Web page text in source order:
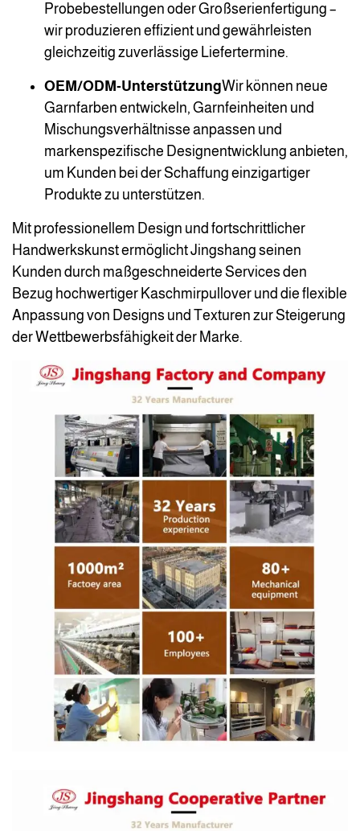
Probebestellungen oder Großserienfertigung –
wir produzieren effizient und gewährleisten
gleichzeitig zuverlässige Liefertermine.
OEM/ODM-UnterstützungWir können neue
Garnfarben entwickeln, Garnfeinheiten und
Mischungsverhältnisse anpassen und
markenspezifische Designentwicklung anbieten,
um Kunden bei der Schaffung einzigartiger
Produkte zu unterstützen.
Mit professionellem Design und fortschrittlicher
Handwerkskunst ermöglicht Jingshang seinen
Kunden durch maßgeschneiderte Services den
Bezug hochwertiger Kaschmirpullover und die flexible
Anpassung von Designs und Texturen zur Steigerung
der Wettbewerbsfähigkeit der Marke.